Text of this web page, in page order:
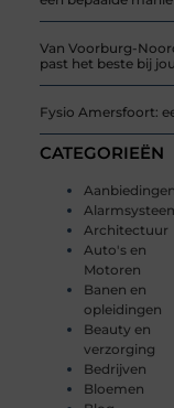
Van Voorburg-
past het beste bij
Fysio Amersfoort:
CATEGORIEËN
Aanbiedingen
Architectuur
Auto's en
Motoren
Banen en
opleidingen
Beauty en
verzorging
Bedrijven
Bloemen